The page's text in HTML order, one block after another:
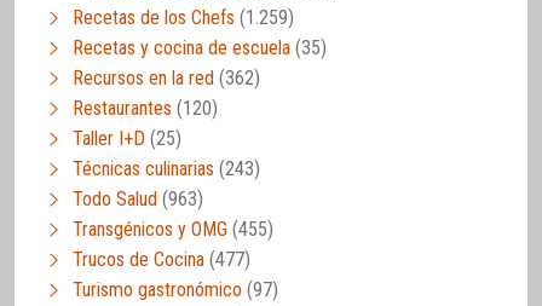
Recetas de los Chefs (1.259)
Recetas y cocina de escuela (35)
Recursos en la red (362)
Restaurantes (120)
Taller I+D (25)
Técnicas culinarias (243)
Todo Salud (963)
Transgénicos y OMG (455)
Trucos de Cocina (477)
Turismo gastronómico (97)